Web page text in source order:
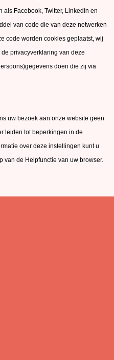
Facebook, Twitter, LinkedIn en
van code die van deze netwerken
code worden cookies geplaatst, wij
privacyverklaring van deze
doen die zij via
uw bezoek aan onze website geen
leiden tot beperkingen in de
over deze instellingen kunt u
van de Helpfunctie van uw browser.